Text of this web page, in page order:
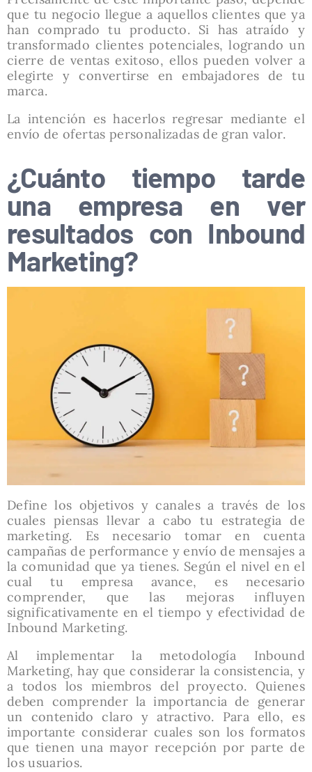
que tu negocio llegue a aquellos clientes que ya
han comprado tu producto. Si has atraído y
transformado clientes potenciales, logrando un
cierre de ventas exitoso, ellos pueden volver a
elegirte y convertirse en embajadores de tu
marca.
La intención es hacerlos regresar mediante el
envío de ofertas personalizadas de gran valor.
¿Cuánto tiempo tarde
una empresa en ver
resultados con Inbound
Marketing?
Define los objetivos y canales a través de los
cuales piensas llevar a cabo tu estrategia de
marketing. Es necesario tomar en cuenta
campañas de performance y envío de mensajes a
la comunidad que ya tienes. Según el nivel en el
cual tu empresa avance, es necesario
comprender, que las mejoras influyen
significativamente en el tiempo y efectividad de
Inbound Marketing.
Al implementar la metodología Inbound
Marketing, hay que considerar la consistencia, y
a todos los miembros del proyecto. Quienes
deben comprender la importancia de generar
un contenido claro y atractivo. Para ello, es
importante considerar cuales son los formatos
que tienen una mayor recepción por parte de
los usuarios.